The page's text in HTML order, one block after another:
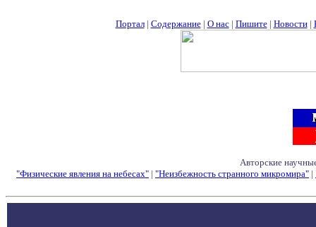
Портал| Содержание| О нас| Пишите| Новости|
Авторские
"Физические явления на небесах" | "Неизбежность странного микромира" |